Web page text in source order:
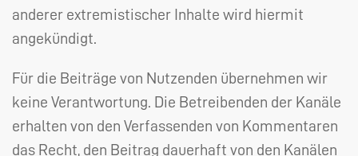
anderer extremistischer Inhalte wird hiermit
angekündigt.
Für die Beiträge von Nutzenden übernehmen wir
keine Verantwortung. Die Betreibenden der Kanäle
erhalten von den Verfassenden von Kommentaren
das Recht, den Beitrag dauerhaft von den Kanälen